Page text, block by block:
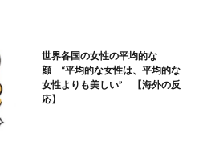
世界各国の女性の平均的な
顔 “平均的な女性は、平均的な
女性よりも美しい” 【海外の反
応】